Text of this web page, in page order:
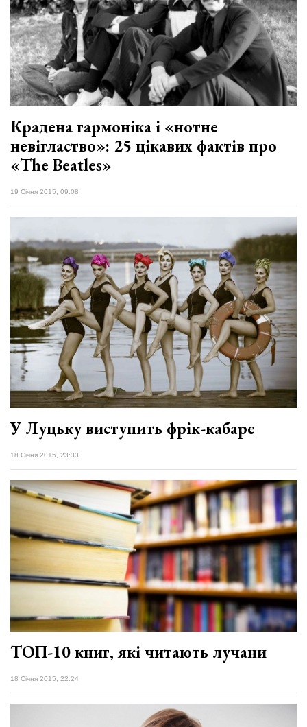
Крадена гармоніка і «нотне
невігластво»: 25 цікавих фактів про
«The Beatles»
19 Січня 2015, 09:08
У Луцьку виступить фрік-кабаре
18 Січня 2015, 23:33
ТОП-10 книг, які читають лучани
18 Січня 2015, 22:24